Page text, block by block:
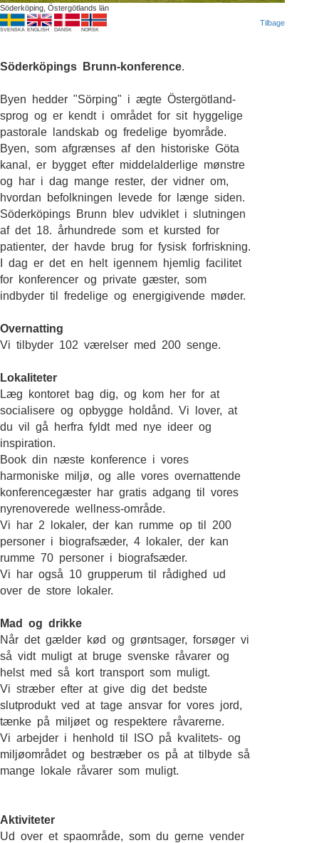
Söderköping, Östergötlands län
SVENSKA ENGLISH DANSK NORSK
Tilbage
Söderköpings Brunn-konference.
Byen hedder "Sörping" i ægte Östergötland-
sprog og er kendt i området for sit hyggelige
pastorale landskab og fredelige byområde.
Byen, som afgrænses af den historiske Göta
kanal, er bygget efter middelalderlige mønstre
og har i dag mange rester, der vidner om,
hvordan befolkningen levede for længe siden.
Söderköpings Brunn blev udviklet i slutningen
af det 18. århundrede som et kursted for
patienter, der havde brug for fysisk forfriskning.
I dag er det en helt igennem hjemlig facilitet
for konferencer og private gæster, som
indbyder til fredelige og energigivende møder.
Overnatting
Vi tilbyder 102 værelser med 200 senge.
Lokaliteter
Læg kontoret bag dig, og kom her for at
socialisere og opbygge holdånd. Vi lover, at
du vil gå herfra fyldt med nye ideer og
inspiration.
Book din næste konference i vores
harmoniske miljø, og alle vores overnattende
konferencegæster har gratis adgang til vores
nyrenoverede wellness-område.
Vi har 2 lokaler, der kan rumme op til 200
personer i biografsæder, 4 lokaler, der kan
rumme 70 personer i biografsæder.
Vi har også 10 grupperum til rådighed ud
over de store lokaler.
Mad og drikke
Når det gælder kød og grøntsager, forsøger vi
så vidt muligt at bruge svenske råvarer og
helst med så kort transport som muligt.
Vi stræber efter at give dig det bedste
slutprodukt ved at tage ansvar for vores jord,
tænke på miljøet og respektere råvarerne.
Vi arbejder i henhold til ISO på kvalitets- og
miljøområdet og bestræber os på at tilbyde så
mange lokale råvarer som muligt.
Aktiviteter
Ud over et spaområde, som du gerne vender